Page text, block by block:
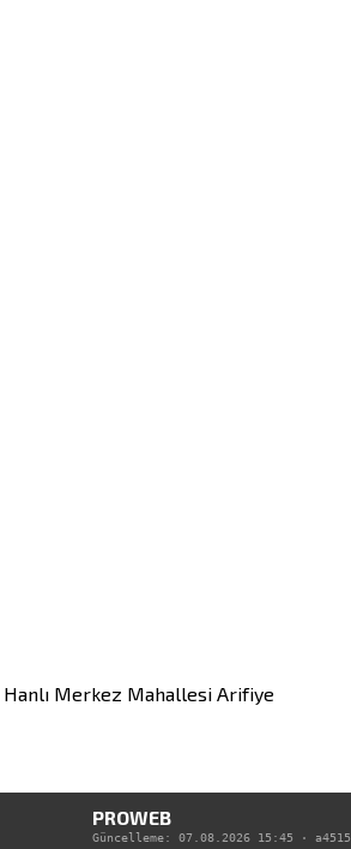
Hanlı Merkez Mahallesi Arifiye
PROWEB
Güncelleme: 07.08.2026 15:45 ·